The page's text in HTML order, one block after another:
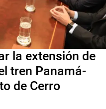
la extensión de
tren Panamá-
de Cerro